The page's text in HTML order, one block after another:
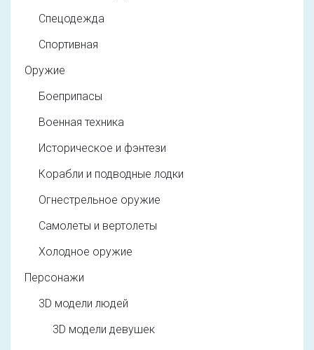
Спецодежда
Спортивная
Оружие
Боеприпасы
Военная техника
Историческое и фэнтези
Корабли и подводные лодки
Огнестрельное оружие
Самолеты и вертолеты
Холодное оружие
Персонажи
3D модели людей
3D модели девушек